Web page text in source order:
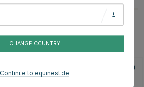
die Ihnen gefallen könnten
CHANGE COUNTRY
Continue to equinest.de